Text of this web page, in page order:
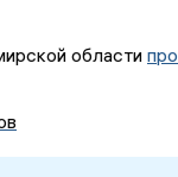
области